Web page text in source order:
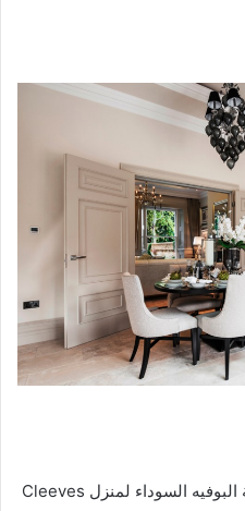
تبدو اللمسة النهائية اللامعة لطاولة البوفيه السوداء لمنزل Cleeves